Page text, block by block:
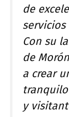
de
Con su
de
a crear
y